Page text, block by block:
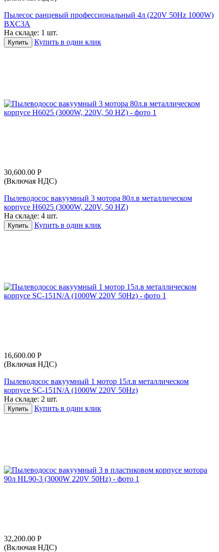
Пылесос ранцевый профессиональный 4л (220V 50Hz 1000W)
BXC3A
На складе: 1 шт.
Купить Купить в один клик
30,600.00 Р
(Включая НДС)
Пылеводосос вакуумный 3 мотора 80л.в металлическом
корпусе H6025 (3000W, 220V, 50 HZ)
На складе: 4 шт.
Купить Купить в один клик
16,600.00 Р
(Включая НДС)
Пылеводосос вакуумный 1 мотор 15л.в металлическом
корпусе SC-151N/A (1000W 220V 50Hz)
На складе: 2 шт.
Купить Купить в один клик
32,200.00 Р
(Включая НДС)